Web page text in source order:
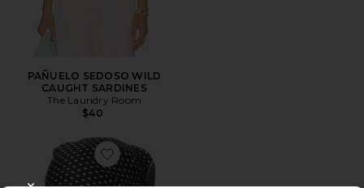
PAÑUELO SEDOSO WILD
CAUGHT SARDINES
The Laundry Room
$40
Favorite PAÑUELO ISABELLA